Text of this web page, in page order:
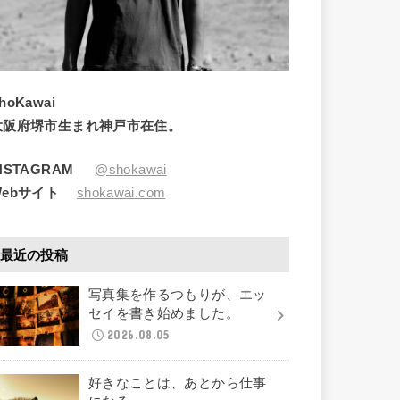
阪府堺市生まれ神戸市在住。
@shokawai
サイト
shokawai.com
最近の投稿
写真集を作るつもりが、エッ
セイを書き始めました。
2026.08.05
好きなことは、あとから仕事